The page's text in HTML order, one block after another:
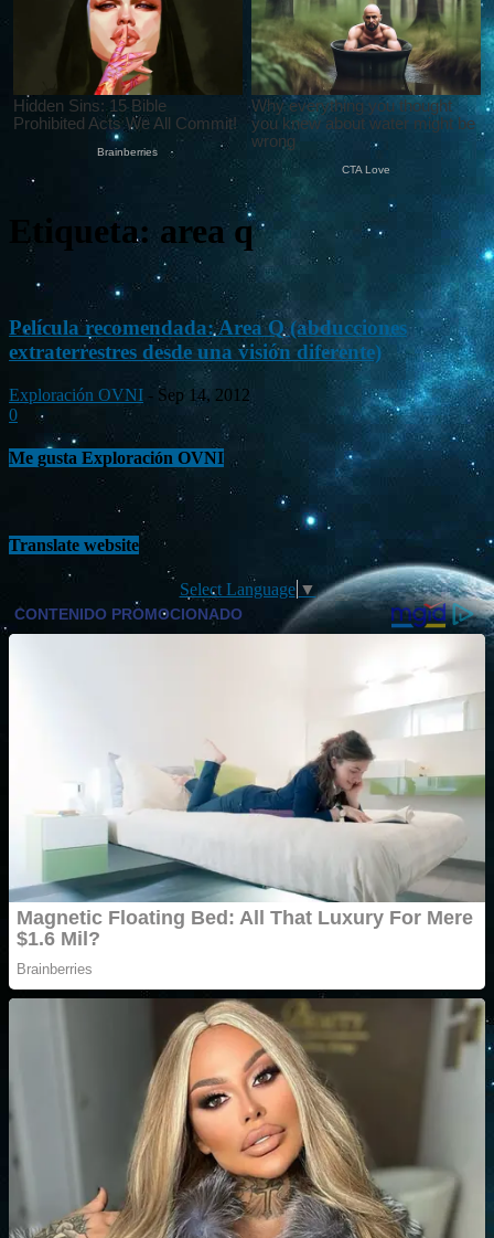
Etiqueta: area q
Película recomendada: Area Q (abducciones
extraterrestres desde una visión diferente)
Exploración OVNI - Sep 14, 2012
0
Me gusta Exploración OVNI
Translate website
Select Language ▼